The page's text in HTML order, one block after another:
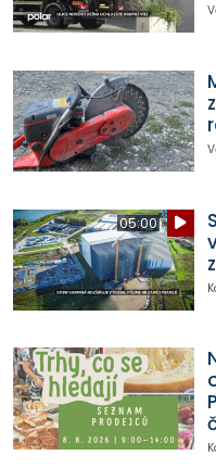
05:00